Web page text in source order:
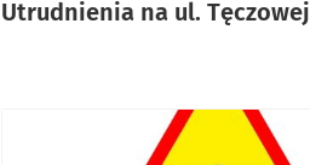
Utrudnienia na ul. Tęczowej